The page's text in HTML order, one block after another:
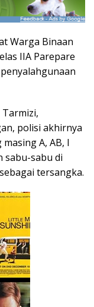
Warga Binaan
IIA Parepare
polisi akhirnya
A, AB, I
sabu-sabu di
tersangka.